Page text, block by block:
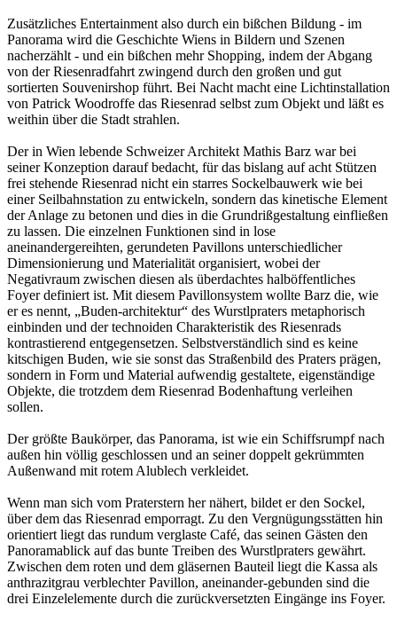
Zusätzliches Entertainment also durch ein bißchen Bildung - im
Panorama wird die Geschichte Wiens in Bildern und Szenen
nacherzählt - und ein bißchen mehr Shopping, indem der Abgang
von der Riesenradfahrt zwingend durch den großen und gut
sortierten Souvenirshop führt. Bei Nacht macht eine Lichtinstallation
von Patrick Woodroffe das Riesenrad selbst zum Objekt und läßt es
weithin über die Stadt strahlen.
Der in Wien lebende Schweizer Architekt Mathis Barz war bei
seiner Konzeption darauf bedacht, für das bislang auf acht Stützen
frei stehende Riesenrad nicht ein starres Sockelbauwerk wie bei
einer Seilbahnstation zu entwickeln, sondern das kinetische Element
der Anlage zu betonen und dies in die Grundrißgestaltung einfließen
zu lassen. Die einzelnen Funktionen sind in lose
aneinandergereihten, gerundeten Pavillons unterschiedlicher
Dimensionierung und Materialität organisiert, wobei der
Negativraum zwischen diesen als überdachtes halböffentliches
Foyer definiert ist. Mit diesem Pavillonsystem wollte Barz die, wie
er es nennt, „Buden-architektur“ des Wurstlpraters metaphorisch
einbinden und der technoiden Charakteristik des Riesenrads
kontrastierend entgegensetzen. Selbstverständlich sind es keine
kitschigen Buden, wie sie sonst das Straßenbild des Praters prägen,
sondern in Form und Material aufwendig gestaltete, eigenständige
Objekte, die trotzdem dem Riesenrad Bodenhaftung verleihen
sollen.
Der größte Baukörper, das Panorama, ist wie ein Schiffsrumpf nach
außen hin völlig geschlossen und an seiner doppelt gekrümmten
Außenwand mit rotem Alublech verkleidet.
Wenn man sich vom Praterstern her nähert, bildet er den Sockel,
über dem das Riesenrad emporragt. Zu den Vergnügungsstätten hin
orientiert liegt das rundum verglaste Café, das seinen Gästen den
Panoramablick auf das bunte Treiben des Wurstlpraters gewährt.
Zwischen dem roten und dem gläsernen Bauteil liegt die Kassa als
anthrazitgrau verblechter Pavillon, aneinander-gebunden sind die
drei Einzelelemente durch die zurückversetzten Eingänge ins Foyer.